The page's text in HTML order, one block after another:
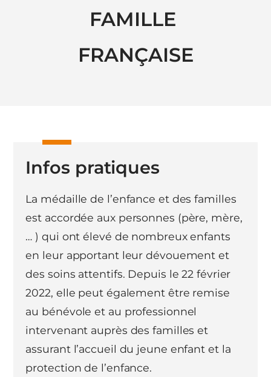
FAMILLE
FRANÇAISE
Infos pratiques
La médaille de l’enfance et des familles
est accordée aux personnes (père, mère,
… ) qui ont élevé de nombreux enfants
en leur apportant leur dévouement et
des soins attentifs. Depuis le 22 février
2022, elle peut également être remise
au bénévole et au professionnel
intervenant auprès des familles et
assurant l’accueil du jeune enfant et la
protection de l’enfance.